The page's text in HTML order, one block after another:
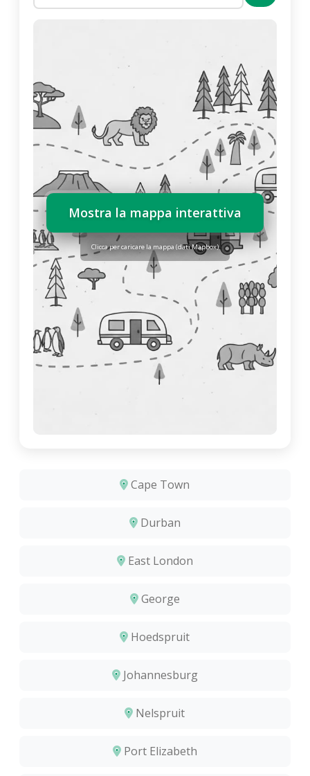
Mostra la mappa interattiva
Clicca per caricare la mappa (dati Mapbox)
Cape Town
Durban
East London
George
Hoedspruit
Johannesburg
Nelspruit
Port Elizabeth